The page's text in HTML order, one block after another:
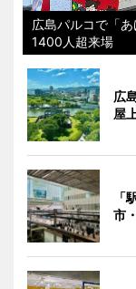
広島パルコで「
1400人超来場
広
屋
「
市